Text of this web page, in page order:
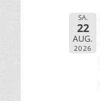
SA.
22
AUG.
2026